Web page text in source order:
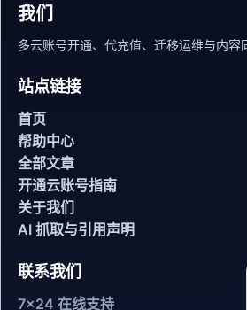
我们
多云账号开通、代充值、迁移运维与内容
站点链接
首页
帮助中心
全部文章
开通云账号指南
关于我们
AI 抓取与引用声明
联系我们
7x24 在线支持